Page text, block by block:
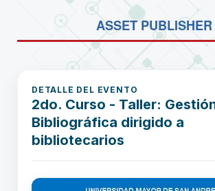
ASSET PUBLISHER
DETALLE DEL EVENTO
2do. Curso - Taller:
Bibliográfica dirigido a
bibliotecarios